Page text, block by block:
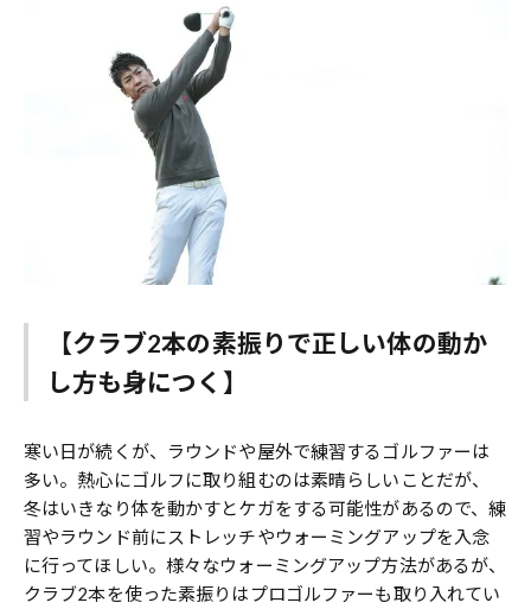
【クラブ2本の素振りで正しい体の動か
し方も身につく】
寒い日が続くが、ラウンドや屋外で練習するゴルファーは
多い。熱心にゴルフに取り組むのは素晴らしいことだが、
冬はいきなり体を動かすとケガをする可能性があるので、練
習やラウンド前にストレッチやウォーミングアップを入念
に行ってほしい。様々なウォーミングアップ方法があるが、
クラブ2本を使った素振りはプロゴルファーも取り入れてい